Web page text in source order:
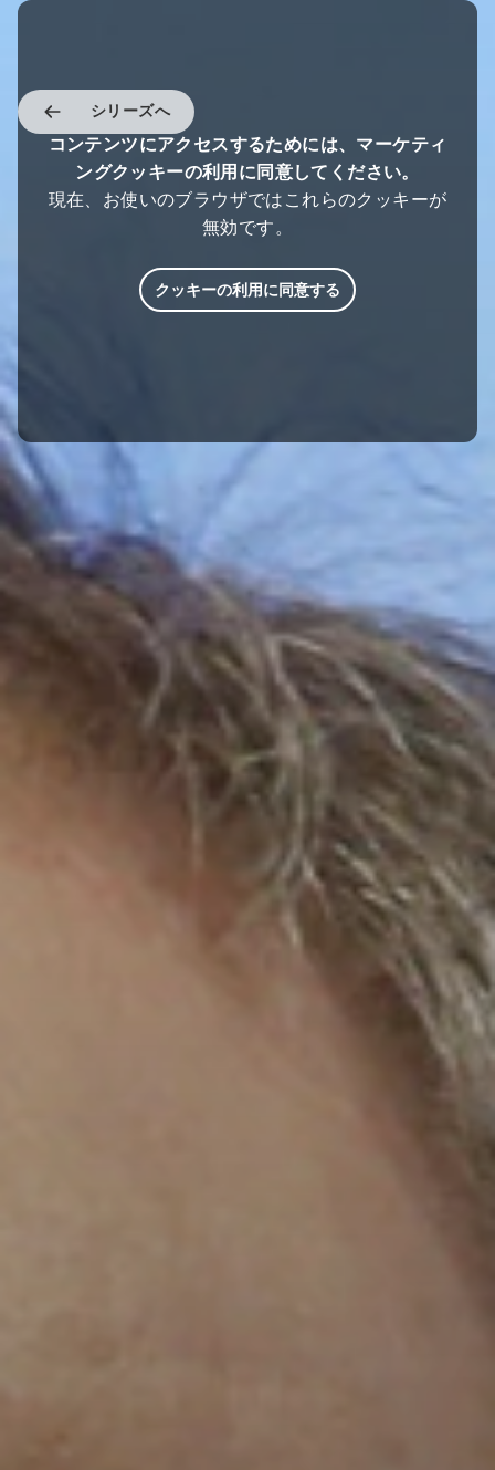
シリーズへ
コンテンツにアクセスするためには、マーケティ
ングクッキーの利用に同意してください。
現在、お使いのブラウザではこれらのクッキーが
無効です。
クッキーの利用に同意する